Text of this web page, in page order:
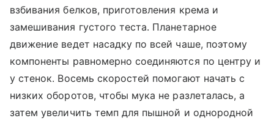
взбивания белков, приготовления крема и
замешивания густого теста. Планетарное
движение ведет насадку по всей чаше, поэтому
компоненты равномерно соединяются по центру и
у стенок. Восемь скоростей помогают начать с
низких оборотов, чтобы мука не разлеталась, а
затем увеличить темп для пышной и однородной